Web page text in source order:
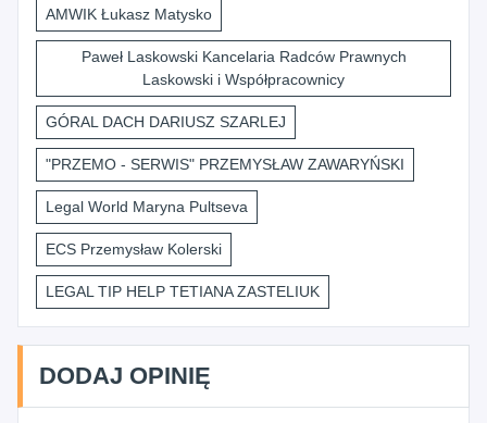
AMWIK Łukasz Matysko
Paweł Laskowski Kancelaria Radców Prawnych
Laskowski i Współpracownicy
GÓRAL DACH DARIUSZ SZARLEJ
"PRZEMO - SERWIS" PRZEMYSŁAW ZAWARYŃSKI
Legal World Maryna Pultseva
ECS Przemysław Kolerski
LEGAL TIP HELP TETIANA ZASTELIUK
DODAJ OPINIĘ